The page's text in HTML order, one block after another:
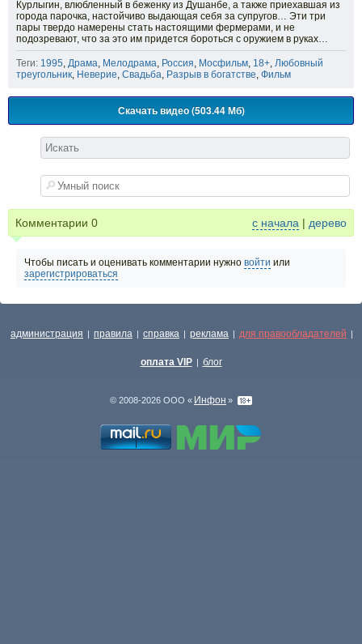
Курлыгин, влюбленный в беженку из Душанбе, а также приехавшая из
города парочка, настойчиво выдающая себя за супругов… Эти три
пары твердо намерены стать настоящими фермерами, и не
подозревают, что за это им придется бороться с оружием в руках…
Теги: 1995, Драма, Мелодрама, Россия, Мосфильм, 18+, Любовный
треугольник, Неверие, Свадьба, Разрыв в богатстве, Фильм
Скачать видео (503.44 Мб)
Комментарии 0 с начала | дерево
Чтобы писать и оценивать комментарии нужно войти или
зарегистрироваться
администрация | правила | справка | реклама | для правообладателей |
оплата VIP | блог
© 2008-2026 ООО « Инфон »